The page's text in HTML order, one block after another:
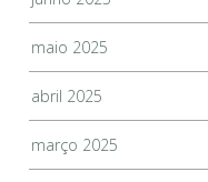
maio 2025
abril 2025
março 2025